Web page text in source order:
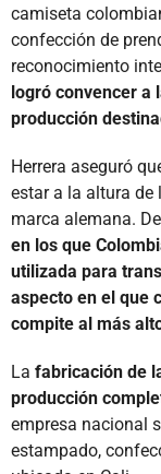
camiseta
confección de
reconocimiento
logró convencer
producción
Herrera aseguró
estar a la altura de
marca alemana.
en los que
utilizada para
aspecto en el que
compite al más
La fabricación de
producción
empresa nacional
estampado,